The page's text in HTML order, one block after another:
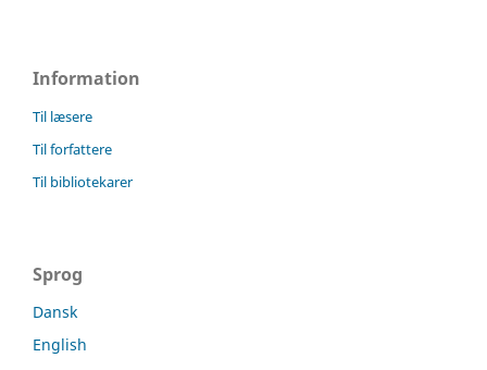
Information
Til læsere
Til forfattere
Til bibliotekarer
Sprog
Dansk
English